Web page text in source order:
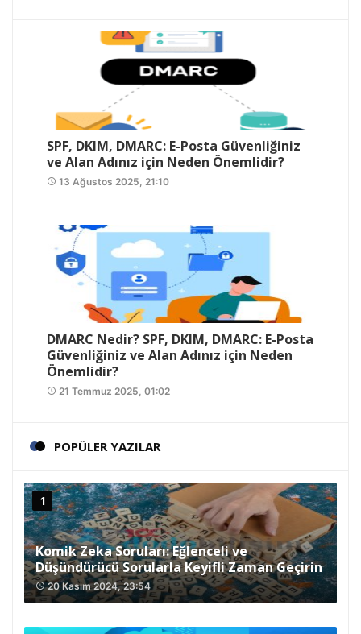
SPF, DKIM, DMARC: E-Posta Güvenliğiniz
ve Alan Adınız için Neden Önemlidir?
access_time 13 Ağustos 2025, 21:10
DMARC Nedir? SPF, DKIM, DMARC: E-Posta
Güvenliğiniz ve Alan Adınız için Neden
Önemlidir?
access_time 21 Temmuz 2025, 01:02
POPÜLER YAZILAR
Komik Zeka Soruları: Eğlenceli ve
Düşündürücü Sorularla Keyifli Zaman Geçirin
access_time20 Kasım 2024, 23:54